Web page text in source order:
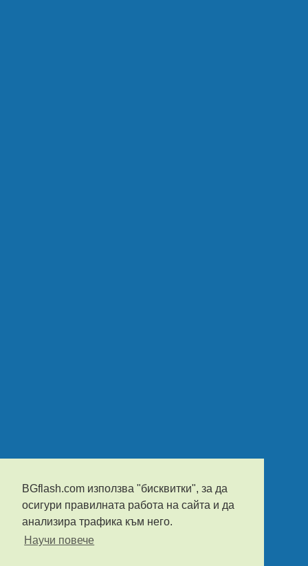
BGflash.com използва "бисквитки", за да
осигури правилната работа на сайта и да
анализира трафика към него.
Научи повече